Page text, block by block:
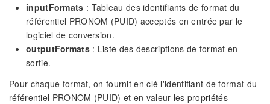
inputFormats : Tableau des identifiants de format du
référentiel PRONOM (PUID) acceptés en entrée par le
logiciel de conversion.
outputFormats: Liste des descriptions de format en
sortie.
Pour chaque format, on fournit en clé l'identifiant de format du
référentiel PRONOM (PUID) et en valeur les propriétés